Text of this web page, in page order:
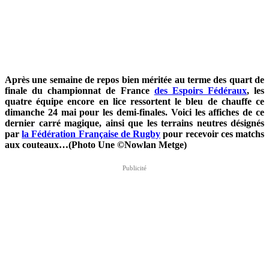
Après une semaine de repos bien méritée au terme des quart de
finale du championnat de France des Espoirs Fédéraux, les
quatre équipe encore en lice ressortent le bleu de chauffe ce
dimanche 24 mai pour les demi-finales. Voici les affiches de ce
dernier carré magique, ainsi que les terrains neutres désignés
parla Fédération Française de Rugby pour recevoir ces matchs
aux couteaux…(Photo Une ©Nowlan Metge)